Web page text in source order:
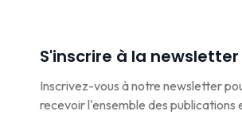
S'inscrire à la newsletter
Inscrivez-vous à notre newsletter
recevoir l'ensemble des publications